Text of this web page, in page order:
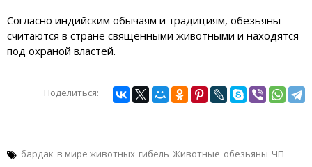
Согласно индийским обычаям и традициям, обезьяны
считаются в стране священными животными и находятся
под охраной властей.
Поделиться:
бардак в мире животных гибель Животные обезьяны ЧП